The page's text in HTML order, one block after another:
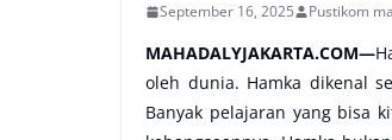
September 16, 2025 Pustikom
MAHADALYJAKARTA.COM—
oleh dunia. Hamka dikenal
Banyak pelajaran yang bisa